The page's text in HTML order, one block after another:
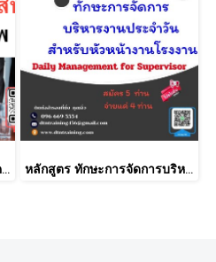
หลักสูตร เทคนิคการเช็คสต๊อคสินค้าอย่างมีประสิทธิภาพ หลักสูตร ทักษะการจัดการบริหารงานประจำวัน สำหรับหัวหน้างานโรงงาน (Daily Management for Supervisor)